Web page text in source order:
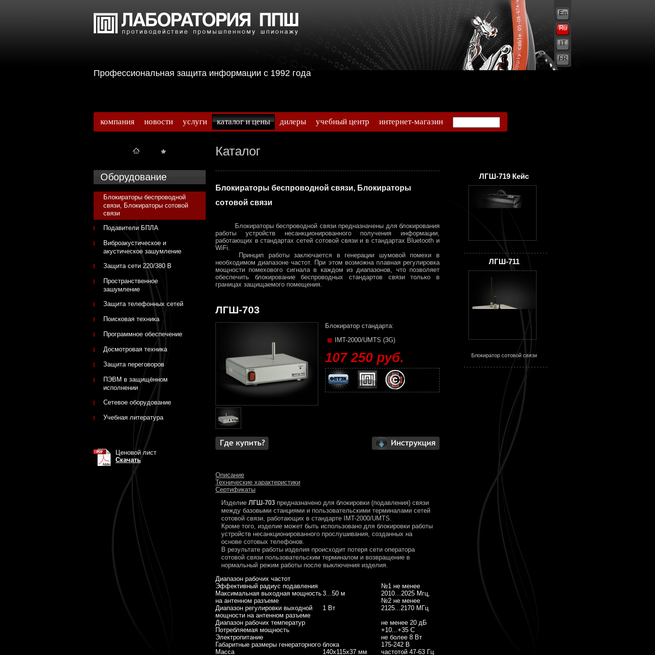
Профессиональная защита информации с 1992 года
En
Ru
IT
FR
компания новости услуги каталог и цены дилеры учебный центр интернет-магазин
Каталог
Блокираторы беспроводной связи, Блокираторы
сотовой связи
Блокираторы беспроводной связи предназначены для блокирования
работы устройств несанкционированного получения информации,
работающих в стандартах сетей сотовой связи и в стандартах Bluetooth и
WiFi.
Принцип работы заключается в генерации шумовой помехи в
необходимом диапазоне частот. При этом возможна плавная регулировка
мощности помехового сигнала в каждом из диапазонов, что позволяет
обеспечить блокирование беспроводных стандартов связи только в
границах защищаемого помещения.
ЛГШ-703
Блокиратор стандарта:
IMT-2000/UMTS (3G)
107 250 руб.
Описание
Технические характеристики
Сертификаты
Изделие ЛГШ-703 предназначено для блокировки (подавления) связи
между базовыми станциями и пользовательскими терминалами сетей
сотовой связи, работающих в стандарте IMT-2000/UMTS.
Кроме того, изделие может быть использовано для блокировки работы
устройств несанкционированного прослушивания, созданных на
основе сотовых телефонов.
В результате работы изделия происходит потеря сети оператора
сотовой связи пользовательским терминалом и возвращение в
нормальный режим работы после выключения изделия.
Диапазон рабочих частот
№1 не менее
2010…2025 Мгц,
№2 не менее
2125...2170 МГц
Эффективный радиус подавления
3...50 м
Максимальная выходная мощность
на антенном разъеме
1 Вт
Диапазон регулировки выходной
мощности на антенном разъеме
не менее 20 дБ
Диапазон рабочих температур
+10...+35 C
Потребляемая мощность
не более 8 Вт
Электропитание
175-242 В
частотой 47-63 Гц
Габаритные размеры генераторного блока
140х115х37 мм
Масса
Оборудование
Блокираторы беспроводной
связи, Блокираторы сотовой
связи
Подавители БПЛА
Виброакустическое и
акустическое зашумление
Защита сети 220/380 В
Пространственное
зашумление
Защита телефонных сетей
Поисковая техника
Программное обеспечение
Досмотровая техника
Защита переговоров
ПЭВМ в защищённом
исполнении
Сетевое оборудование
Учебная литература
Ценовой лист
Скачать
ЛГШ-719 Кейс
ЛГШ-711
Блокиратор сотовой связи